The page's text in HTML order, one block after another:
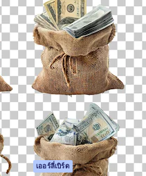
เริ่มต้นใช้งาน
Academy
เอกสาร
การสนับสนุน
เงื่อนไขการใช้งาน
นโยบายความเป็น
ส่วนตัว
ต้นฉบับ เออร์ลี่เบิร์ด
บริษัท
ราคา
เกี่ยวกับ
รีวิว
ร่วมงาน
แนวโน้
บล็อก
กิจกรรม